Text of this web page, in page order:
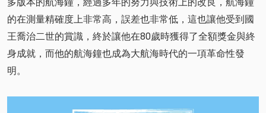
的在測量精確度上非常高，誤差也非常低，這也讓他受到國
王喬治二世的賞識，終於讓他在80歲時獲得了全額獎金與終
身成就，而他的航海鐘也成為大航海時代的一項革命性發
明。